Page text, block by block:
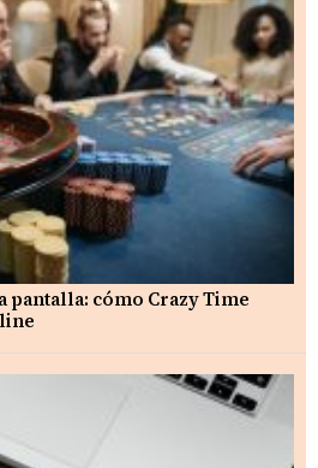
pantalla: cómo Crazy Time